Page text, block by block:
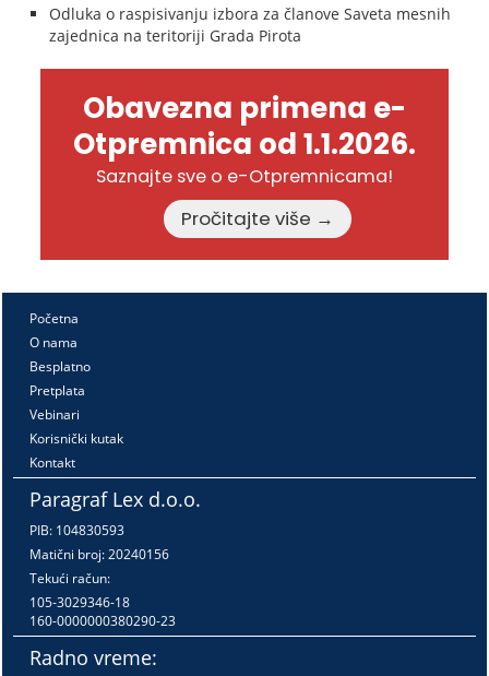
Odluka o raspisivanju izbora za članove Saveta mesnih
zajednica na teritoriji Grada Pirota
Obavezna primena e-
Otpremnica od 1.1.2026.
Saznajte sve o e-Otpremnicama!
Pročitajte više →
Početna
O nama
Besplatno
Pretplata
Vebinari
Korisnički kutak
Kontakt
Paragraf Lex d.o.o.
PIB: 104830593
Matični broj: 20240156
Tekući račun:
105-3029346-18
160-0000000380290-23
Radno vreme: